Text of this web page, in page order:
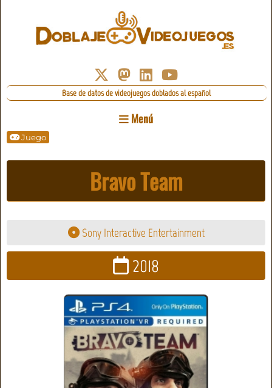
Base de datos de videojuegos doblados al español
Menú
Juego
Bravo Team
Sony Interactive Entertainment
2018